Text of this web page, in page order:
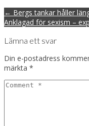
Post
navigation
← Bergs tankar håller
Anklagad för sexism –
Lämna ett svar
Din e-postadress
märkta *